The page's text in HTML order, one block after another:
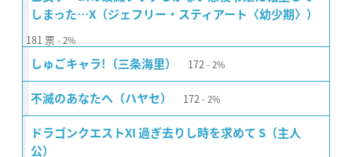
しまった…X（ジェフリー・スティアート〈幼少期〉）
181 票 2%
しゅごキャラ!（三条海里） 172 2%
不滅のあなたへ（ハヤセ） 172 2%
ドラゴンクエストXI 過ぎ去りし時を求めて S（主人
公）